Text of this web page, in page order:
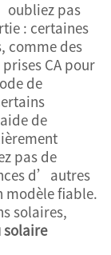
pas
: certaines
comme des
CA pour
de
de
pas de
d’autres
modèle fiable.
solaires,
solaire